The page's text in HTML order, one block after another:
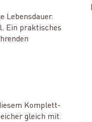
Lebensdauer.
Ein praktisches
Komplett-
gleich mit